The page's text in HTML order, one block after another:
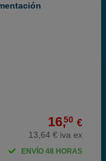
16,50 €
13,64 € iva ex
ENVÍO 48 HORAS